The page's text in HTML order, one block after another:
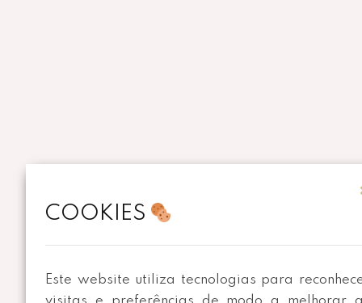
Rua de Merouço, nº 459
COOKIES
Este website utiliza tecnologias para